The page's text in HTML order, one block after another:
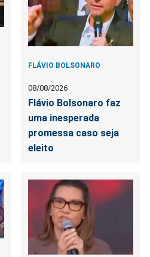
FLÁVIO BOLSONARO
08/08/2026
Flávio Bolsonaro faz
uma inesperada
promessa caso seja
eleito